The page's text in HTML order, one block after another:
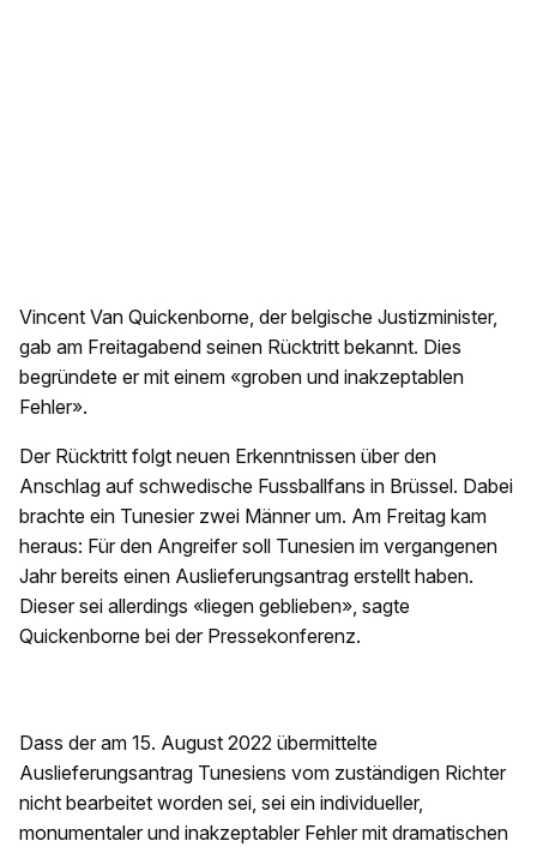
Vincent Van Quickenborne, der belgische Justizminister,
gab am Freitagabend seinen Rücktritt bekannt. Dies
begründete er mit einem «groben und inakzeptablen
Fehler».
Der Rücktritt folgt neuen Erkenntnissen über den
Anschlag auf schwedische Fussballfans in Brüssel. Dabei
brachte ein Tunesier zwei Männer um. Am Freitag kam
heraus: Für den Angreifer soll Tunesien im vergangenen
Jahr bereits einen Auslieferungsantrag erstellt haben.
Dieser sei allerdings «liegen geblieben», sagte
Quickenborne bei der Pressekonferenz.
Dass der am 15. August 2022 übermittelte
Auslieferungsantrag Tunesiens vom zuständigen Richter
nicht bearbeitet worden sei, sei ein individueller,
monumentaler und inakzeptabler Fehler mit dramatischen